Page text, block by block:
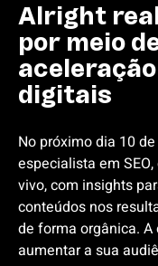
Alright
por meio
digitais
No próximo dia 10
especialista em
vivo, com insights
conteúdos nos
de forma orgânica. A
aumentar a sua